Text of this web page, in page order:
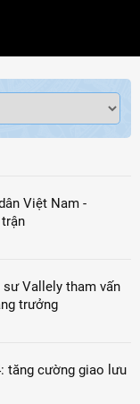
Việt Nam -
Vallely tham vấn
trưởng
tăng cường giao lưu